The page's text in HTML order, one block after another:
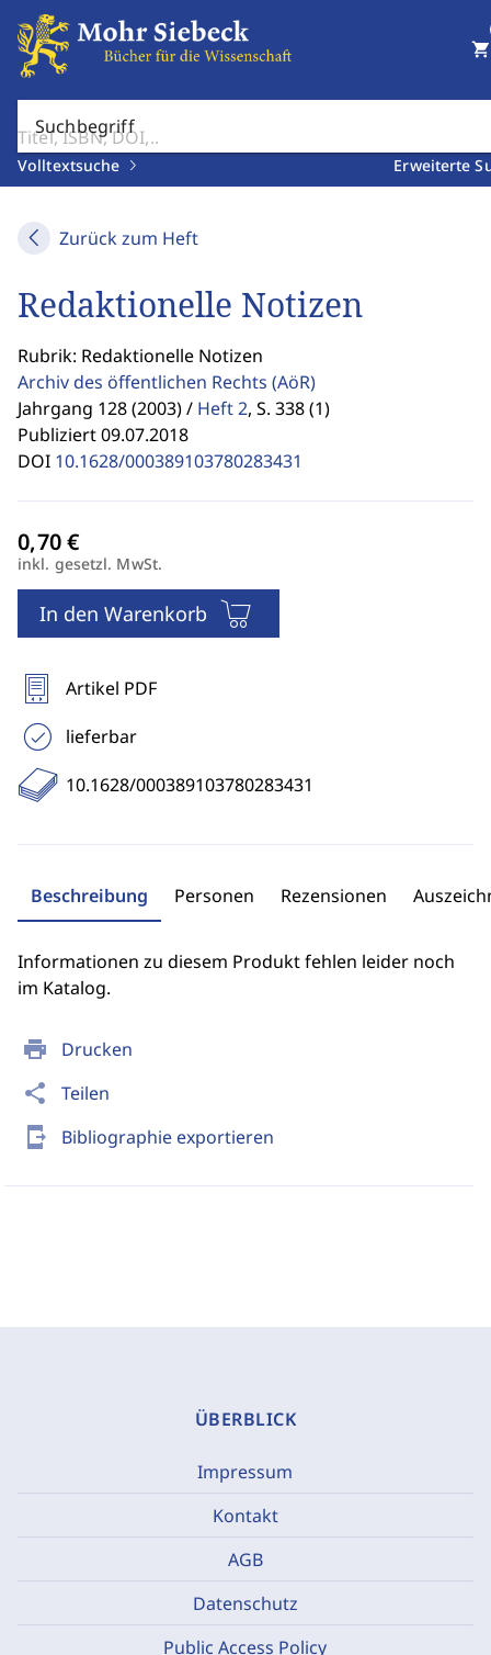
Suchbegriff
Volltextsuche Erweiterte
shopping_cart
Zurück zum Heft
print Drucken
share Teilen
send_to_mobile Bibliographie exportieren
Redaktionelle Notizen
Rubrik: Redaktionelle Notizen
Archiv des öffentlichen Rechts (AöR)
Jahrgang 128 (2003) / Heft 2, S. 338 (1)
Publiziert 09.07.2018
DOI 10.1628/000389103780283431
inkl. gesetzl. MwSt.
In den Warenkorb
Artikel PDF
lieferbar
10.1628/000389103780283431
Beschreibung Personen Rezensionen
Informationen zu diesem Produkt fehlen leider noch
im Katalog.
ÜBERBLICK
Impressum
Kontakt
AGB
Datenschutz
Public Access Policy